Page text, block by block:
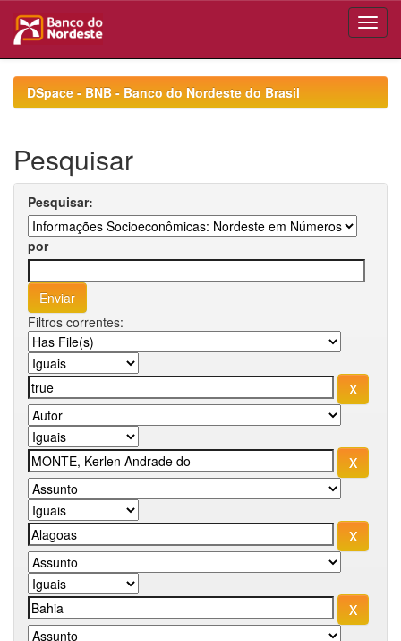
navigationDSpace - BNB - Banco do Nordeste do Brasil
Pesquisar
Pesquisar:
por
Filtros correntes: